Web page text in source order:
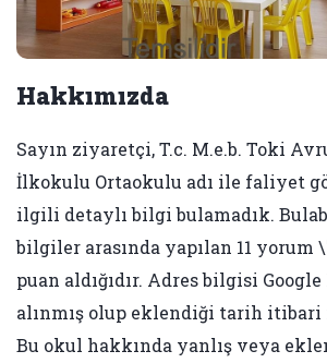
Hakkımızda
Sayın ziyaretçi, T.c. M.e.b. Toki
İlkokulu Ortaokulu adı ile faliyet
ilgili detaylı bilgi bulamadık.
bilgiler arasında yapılan 11 yorum
puan aldığıdır. Adres bilgisi
alınmış olup eklendiği tarih itibari
Bu okul hakkında yanlış veya